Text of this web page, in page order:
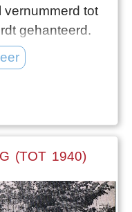
vernummerd tot
gehanteerd.
volgen we de
als in de
(TOT 1940)